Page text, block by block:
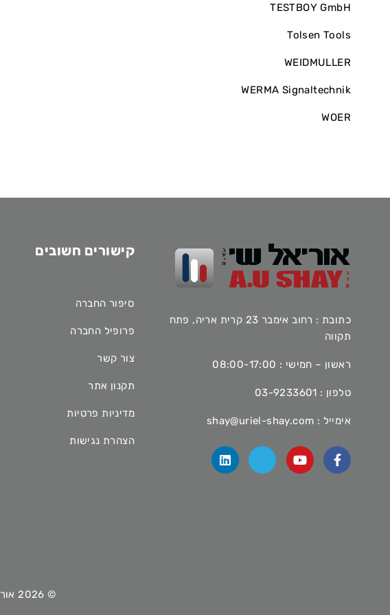
TESTBOY GmbH
Tolsen Tools
WEIDMULLER
WERMA Signaltechnik
WOER
כתובת : רחוב אימבר 23 קרית אריה, פתח
תקווה
ראשון – חמישי : 08:00-17:00
טלפון : 03-9233601
אימייל : shay@uriel-shay.com
קישורים חשובים
סיפור החברה
פרופיל החברה
צור קשר
תקנון אתר
מדיניות פרטיות
הצהרת נגישות
© 2026 אוריאל שי בע”מ. התמונות באתר להמחשה בלבד.